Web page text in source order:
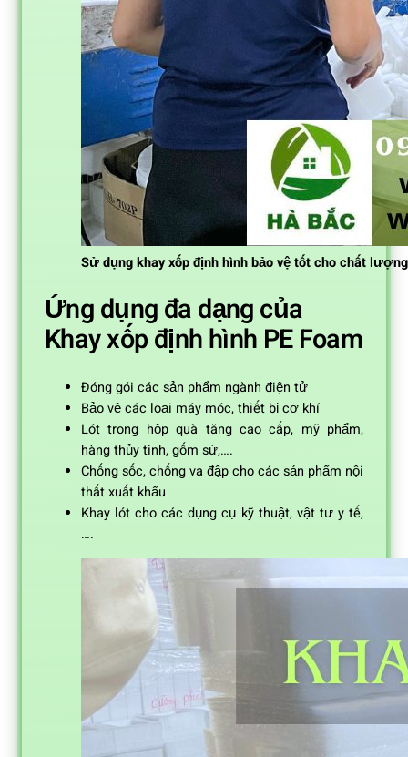
Sử dụng khay xốp định hình bảo vệ tốt cho chất
Ứng dụng đa dạng của
Khay xốp định hình PE Foam
Đóng gói các sản phẩm ngành điện tử
Bảo vệ các loại máy móc, thiết bị cơ khí
Lót trong hộp quà tăng cao cấp, mỹ phẩm,
hàng thủy tinh, gốm sứ,….
Chống sốc, chống va đập cho các sản phẩm nội
thất xuất khẩu
Khay lót cho các dụng cụ kỹ thuật, vật tư y tế,
….